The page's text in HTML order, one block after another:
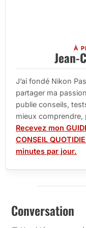
À
Jean-
J’ai fondé Nikon
partager ma
publie conseils,
mieux comprendre,
Recevez mon
CONSEIL
minutes par jour.
Conversation